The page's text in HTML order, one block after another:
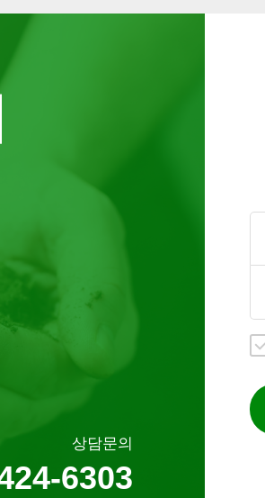
상담문의
6303